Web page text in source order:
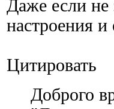
Даже если не
настроения
Цитировать
Доброго